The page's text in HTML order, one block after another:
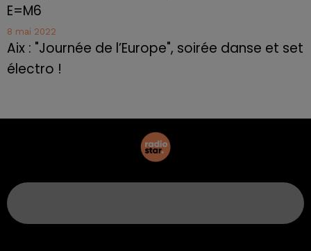
E=M6
8 mai 2022
Aix : "Journée de l’Europe", soirée danse et set
électro !